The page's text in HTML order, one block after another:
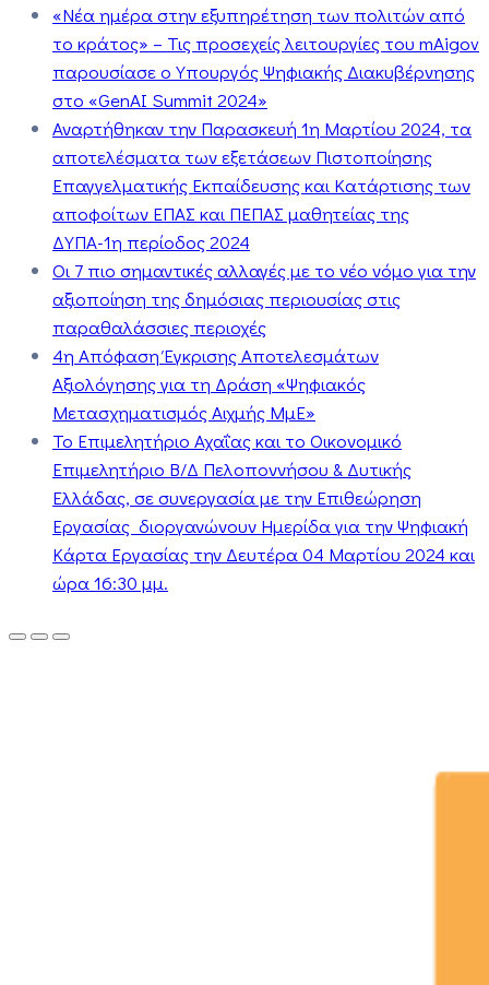
«Νέα ημέρα στην εξυπηρέτηση των πολιτών από
το κράτος» – Τις προσεχείς λειτουργίες του mAigov
παρουσίασε ο Υπουργός Ψηφιακής Διακυβέρνησης
στο «GenAI Summit 2024»
Αναρτήθηκαν την Παρασκευή 1η Μαρτίου 2024, τα
αποτελέσματα των εξετάσεων Πιστοποίησης
Επαγγελματικής Εκπαίδευσης και Κατάρτισης των
αποφοίτων ΕΠΑΣ και ΠΕΠΑΣ μαθητείας της
ΔΥΠΑ-1η περίοδος 2024
Οι 7 πιο σημαντικές αλλαγές με το νέο νόμο για την
αξιοποίηση της δημόσιας περιουσίας στις
παραθαλάσσιες περιοχές
4η Απόφαση Έγκρισης Αποτελεσμάτων
Αξιολόγησης για τη Δράση «Ψηφιακός
Μετασχηματισμός Αιχμής ΜμΕ»
Το Επιμελητήριο Αχαΐας και το Οικονομικό
Επιμελητήριο Β/Δ Πελοποννήσου & Δυτικής
Ελλάδας, σε συνεργασία με την Επιθεώρηση
Εργασίας διοργανώνουν Ημερίδα για την Ψηφιακή
Κάρτα Εργασίας την Δευτέρα 04 Μαρτίου 2024 και
ώρα 16:30 μμ.